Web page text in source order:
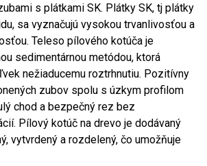
s plátkami SK. Plátky SK, tj plátky
sa vyznačujú vysokou trvanlivosťou a
Teleso pílového kotúča je
sedimentárnou metódou, ktorá
nežiaducemu roztrhnutiu. Pozitívny
zubov spolu s úzkym profilom
chod a bezpečný rez bez
Pílový kotúč na drevo je dodávaný
vytvrdený a rozdelený, čo umožňuje